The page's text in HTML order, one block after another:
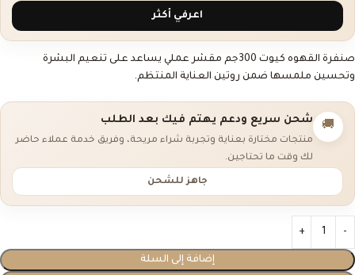
اعرفي أكثر
صنفرة القهوه كيوت 300جم مقشر عملي يساعد على تنعيم البشرة
وتحسين ملمسها ضمن روتين العناية المنتظم.
🚚 شحن سريع ودعم يهتم فيك بعد الطلب
منتجات مختارة بعناية وتجربة شراء مريحة، وفريق خدمة عملاء حاضر
لك وقت ما تحتاجين.
جاهز للشحن
إضافة إلى السلة